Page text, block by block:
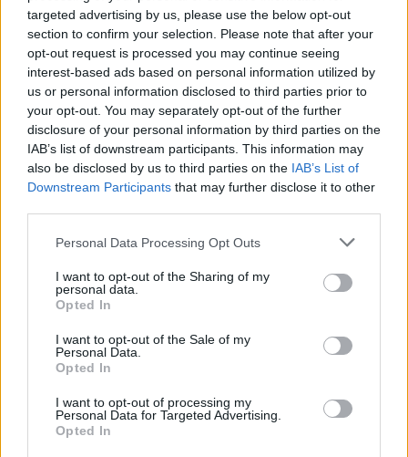
targeted advertising by us, please use the below opt-out
section to confirm your selection. Please note that after your
opt-out request is processed you may continue seeing
interest-based ads based on personal information utilized by
us or personal information disclosed to third parties prior to
your opt-out. You may separately opt-out of the further
disclosure of your personal information by third parties on the
IAB’s list of downstream participants. This information may
also be disclosed by us to third parties on the IAB’s List of
Downstream Participants that may further disclose it to other
Personal Data Processing Opt Outs
I want to opt-out of the Sharing of my
personal data.
Opted In
I want to opt-out of the Sale of my
Personal Data.
Opted In
I want to opt-out of processing my
Personal Data for Targeted Advertising.
Opted In
LOZANO: Adattato a sinistra, corre e salta l'uomo, stoico nel
finale. 7.5
OSIMHEN: Prova a far salire la squadra, gli riesce a tratti. 6
(PETAGNA, dal 30° s.t.: Utile per il possesso palla. 6)
ALL. GATTUSO: Prestazione attenta contro un avversario non
1° s.t.), De Ligt 5.5, Chiellini 4, Danilo 6; Chiesa 6.5, Rabiot 5.5,
Bentancur 6 (Kulusevski 5.5, dal 27° s.t.), Bernardeschi 5